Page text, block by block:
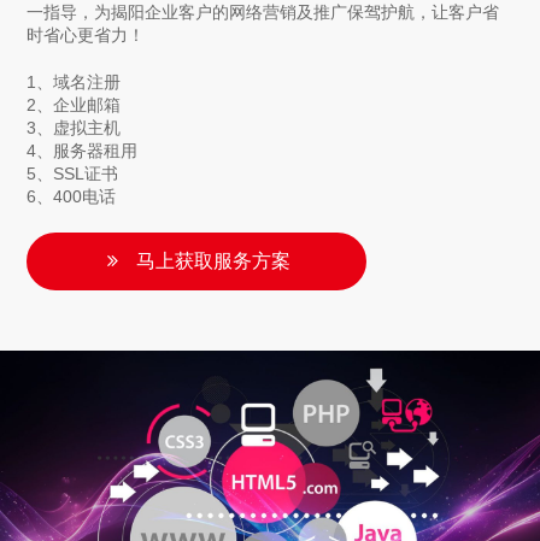
一指导，为揭阳企业客户的网络营销及推广保驾护航，让客户省
时省心更省力！
1、域名注册
2、企业邮箱
3、虚拟主机
4、服务器租用
5、SSL证书
6、400电话
马上获取服务方案